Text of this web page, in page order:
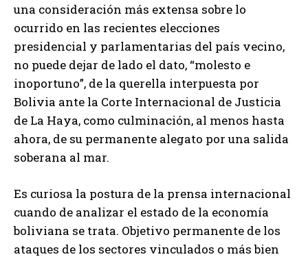
una consideración más extensa sobre lo
ocurrido en las recientes elecciones
presidencial y parlamentarias del país vecino,
no puede dejar de lado el dato, “molesto e
inoportuno”, de la querella interpuesta por
Bolivia ante la Corte Internacional de Justicia
de La Haya, como culminación, al menos hasta
ahora, de su permanente alegato por una salida
soberana al mar.
Es curiosa la postura de la prensa internacional
cuando de analizar el estado de la economía
boliviana se trata. Objetivo permanente de los
ataques de los sectores vinculados o más bien